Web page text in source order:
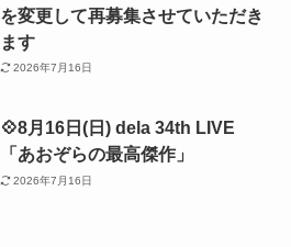
を変更して再募集させていただき
ます
2026年7月16日
💠8月16日(日) dela 34th LIVE
「あおぞらの最高傑作」
2026年7月16日